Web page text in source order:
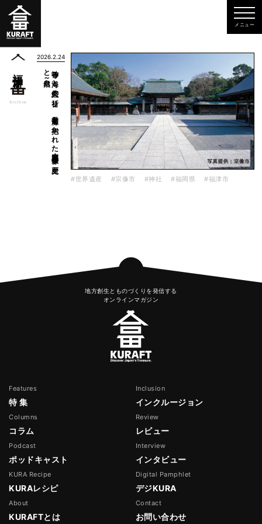
Archive
2026.2.24
神守る
海と
悠久の
祈り
～
玄界灘に
抱か
れ
た
福岡県・宗像の
歴史
と
自然～
#世界遺産 #宗像市 #神社 #福岡県 #福津市
地方創生とものづくりを発信する
オンラインマガジン
Features
特 集
Inclusion
インクルージョン
Columns
コラム
Review
レビュー
Podcast
ポッドキャスト
Interview
インタビュー
KURA Recipe
KURAレシピ
Digital Pamphlet
デジKURA
About
KURAFTとは
Contact
お問い合わせ